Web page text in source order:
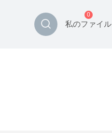
私のファイル
0